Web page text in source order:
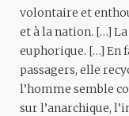
volontaire et
et à la nation. […]
euphorique. […] En
passagers, elle
l’homme semble
sur l’anarchique,